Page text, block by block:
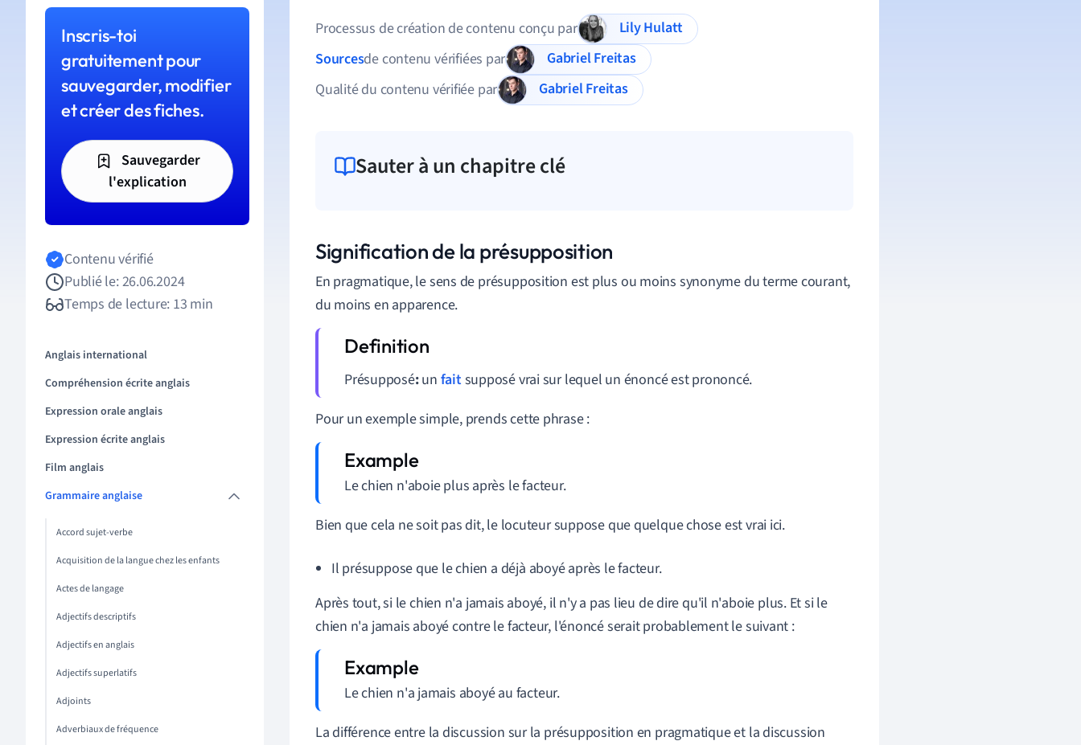
Inscris-toi
gratuitement pour
sauvegarder, modifier
et créer des fiches.
Sauvegarder
l'explication
Contenu vérifié
Publié le: 26.06.2024
Temps de lecture: 13 min
Anglais international
Compréhension écrite anglais
Expression orale anglais
Expression écrite anglais
Film anglais
Grammaire anglaise
Accord sujet-verbe
Acquisition de la langue chez les enfants
Actes de langage
Adjectifs descriptifs
Adjectifs en anglais
Adjectifs superlatifs
Adjoints
Adverbiaux de fréquence
Processus de création de contenu conçu par
Lily Hulatt
Sourcesde contenu vérifiées par
Gabriel Freitas
Qualité du contenu vérifiée par
Gabriel Freitas
Sauter à un chapitre clé
Signification de la présupposition
En pragmatique, le sens de présupposition est plus ou moins synonyme du terme courant,
du moins en apparence.
Présupposé:un faitsupposé vrai sur lequel un énoncé est prononcé.
Pour un exemple simple, prends cette phrase :
Le chien n'aboie plus après le facteur.
Bien que cela ne soit pas dit, le locuteur suppose que quelque chose est vrai ici.
Il présuppose que le chien a déjà aboyé après le facteur.
Après tout, si le chien n'a jamais aboyé, il n'y a pas lieu de dire qu'il n'aboie plus. Et si le
chien n'a jamais aboyé contre le facteur, l'énoncé serait probablement le suivant :
Le chien n'a jamais aboyé au facteur.
La différence entre la discussion sur la présupposition en pragmatique et la discussion